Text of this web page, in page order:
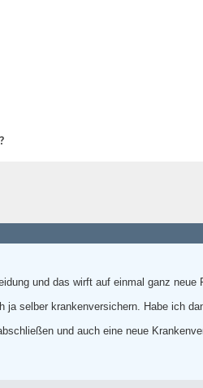
und das wirft auf einmal ganz
selber krankenversichern. Habe ich
und auch eine neue